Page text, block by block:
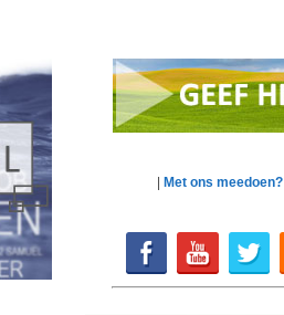
Met ons meedoen?